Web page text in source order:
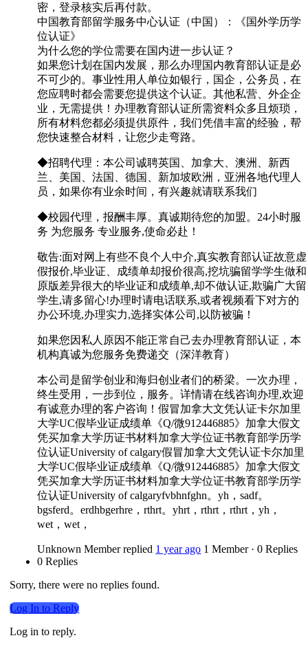
密，登录核实后再付款。
中国教育部留学服务中心认证（中国）：《国外学历学
位认证》
为什么您的学位需要在国内进一步认证？
如果您计划在国内发展，那么办理国内教育部认证是必
不可少的。事业性用人单位如银行，国企，公务员，在
您应聘时都会需要您提供这个认证。其他私营、外企企
业，无需提供！办理教育部认证所需资料众多且烦琐，
所有材料您都必须提供原件，我们凭借丰富的经验，帮
您快速整合材料，让您少走弯路。
◆招聘代理：本公司诚聘英国、加拿大、澳洲、新西
兰、美国、法国、德国、新加坡欧洲，亚洲各地代理人
员，如果你有业余时间，有兴趣就请联系我们
◆校园代理，报酬丰厚。真诚期待您的加盟。24小时服
务 为您服务 专业服务,使命必赴！
敬告:面对网上有些不良个人中介,真实教育部认证故意虚
假报价,毕业证、成绩单却报价很高,挖坑骗留学学生做和
原版差异很大的毕业证和成绩单,却不做认证,欺骗广大留
学生,请多留心!办理时请电话联系,或者视频看下对方的
办公环境,办理实力,选择实体公司,以防被骗！
如果您因私人原因不能正常自己去办理教育部认证，本
机构真诚为您服务免费递交（深洋教育）
本公司是留学创业和海归创业者们的桥梁。一次办理，
终生受用，一步到位，服务。详情请在线咨询办理,欢迎
有诚意办理的客户咨询！假冒加拿大文凭认证卡尔加里
大学UC假毕业证成绩单《Q/微912446885》加拿大假文
凭买加拿大学历证书材料加拿大学位证书教育部学历学
位认证University of calgary假冒加拿大文凭认证卡尔加里
大学UC假毕业证成绩单《Q/微912446885》加拿大假文
凭买加拿大学历证书材料加拿大学位证书教育部学历学
位认证University of calgaryfvbhnfghn。yh，sadf。
bgsferd。erdhbgerhre，rthrt。yhrt，rthrt，rthrt，yh，
wet，wet，
Unknown Member replied 1 year ago 1 Member · 0 Replies
0 Replies
Sorry, there were no replies found.
Log In to Reply
Log in to reply.